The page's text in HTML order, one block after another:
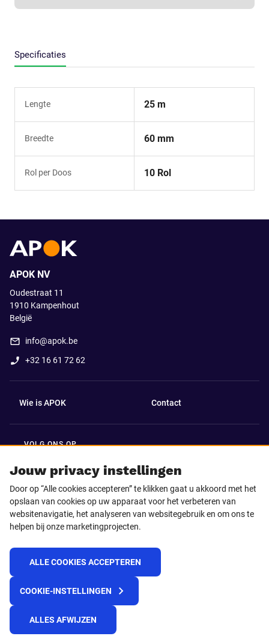
Specificaties
Lengte 25 m
Breedte 60 mm
Rol per Doos 10 Rol
Jouw privacy instellingen
Door op “Alle cookies accepteren” te klikken gaat u akkoord met het
opslaan van cookies op uw apparaat voor het verbeteren van
websitenavigatie, het analyseren van websitegebruik en om ons te
helpen bij onze marketingprojecten.
ALLE COOKIES ACCEPTEREN
COOKIE-INSTELLINGEN
ALLES AFWIJZEN
APOK NV
Oudestraat 11
1910 Kampenhout
België
info@apok.be
+32 16 61 72 62
Wie is APOK Contact
VOLG ONS OP
Facebook LinkedIn
Instagram TikTok